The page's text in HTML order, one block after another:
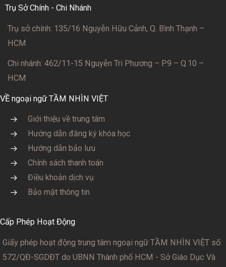
Trụ Sở Chính - Chi Nhánh
Trụ sở chính: 135/16 Nguyễn Hữu Cảnh, Q. Bình Thạnh –
HCM
Chi nhánh: 462/11-15 Nguyễn Tri Phương – P.9 – Q.10 –
HCM
VỀ ngoại ngữ TẦM NHÌN VIỆT
Giới thiệu về trung tâm
Hướng dẫn đăng ký khóa học
Hướng dẫn bảo lưu
Chính sách thanh toán
Điều khoản dịch vụ
Bảo mật thông tin
Cấp Phép Hoạt Động
Giấy phép hoạt động trung tâm ngoại ngữ TẦM NHÌN VIỆT số:
572/QĐ-SGDĐT do UBNN Thành phố HCM - Sở Giáo Dục Và